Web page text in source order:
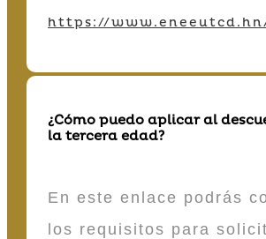
https://
¿Cómo puedo aplicar al
la tercera edad?
En este enlace podrás
los requisitos para